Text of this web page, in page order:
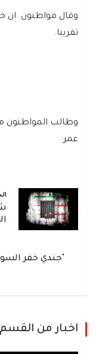
تقريبا.
وطالب المواطنون
عمر.
"جندي خفر
اخبار من القسم